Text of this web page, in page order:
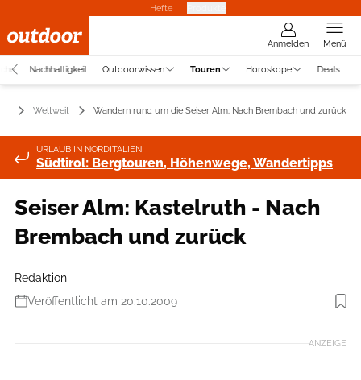
Hefte
Anmelden Menü
Nachhaltigkeit Outdoorwissen Touren Horoskope Deals
Weltweit Wandern rund um die Seiser Alm: Nach Brembach und zurück
URLAUB IN NORDITALIEN
Südtirol: Bergtouren, Höhenwege, Wandertipps
Seiser Alm: Kastelruth - Nach
Brembach und zurück
Redaktion
Veröffentlicht am 20.10.2009
Foto: Helmuth Rier
ANZEIGE